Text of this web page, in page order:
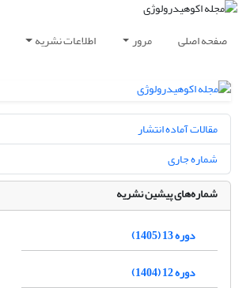
صفحه اصلی مرور اطلاعات نشریه
مقالات آماده انتشار
شماره جاری
شماره‌های پیشین نشریه
دوره 13 (1405)
دوره 12 (1404)